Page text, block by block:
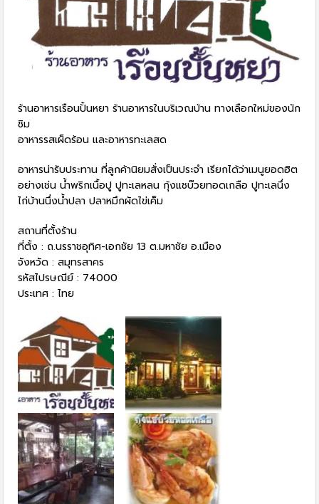
ร้านอาหารเรือนปั้นหยา ร้านอาหารในบริเวณบ้าน ทางเลือกใหม่ของนัก
ชิม
อาหารรสเผ็ดร้อน และอาหารทะเลสด
อาหารน่ารับประทาน ที่ลูกค้านิยมสั่งเป็นประจำ เรียกได้ว่าเมนูยอดฮิต
อย่างเช่น น้ำพริกเนื้อปู ปูทะเลหลน กุ้งแชบ๊วยทอดเกลือ ปูทะเลนึ่ง
ไก่บ้านนึ่งน้ำปลา ปลาหมึกผัดไข่เค็ม
สถานที่ตั้งร้าน
ที่ตั้ง : ถ.นรราชอุทิศ-เอกชัย 13 ต.มหาชัย อ.เมือง
จังหวัด : สมุทรสาคร
รหัสไปรษณีย์ : 74000
ประเทศ : ไทย